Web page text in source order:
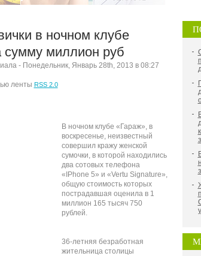
в ночном клубе
миллион руб
- Понедельник, Январь 28th, 2013 в 08:27
ленты RSS 2.0
В ночном клубе «Гараж», в
воскресенье, неизвестный
совершил кражу женской
сумочки, в которой находились
два сотовых телефона
«IPhone 5» и «Vertu Signature»,
общую стоимость которых
пострадавшая оценила в 1
миллион 165 тысяч 750
рублей.
36-летняя безработная
жительница столицы